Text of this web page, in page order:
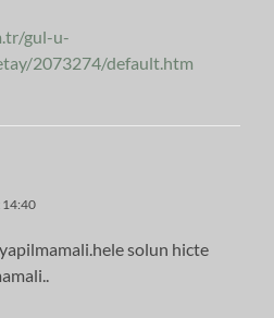
gul-u-
2073274/default.htm
14:40
solun hicte